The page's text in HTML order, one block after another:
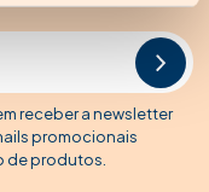
receber a newsletter
promocionais
de produtos.